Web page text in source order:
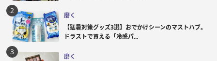
磨く
【猛暑対策グッズ3選】おでかけシーンのマストハブ。
ドラストで買える「冷感パ...
磨く